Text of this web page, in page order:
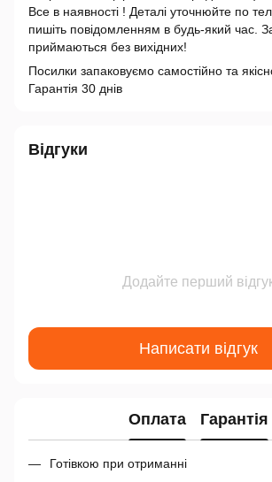
Все в наявності ! Деталі уточнюйте по
пишіть повідомленням в будь-який час.
приймаються без вихідних!
Посилки запаковуємо самостійно та
Гарантія 30 днів
Відгуки
Додайте перший
Написати відгук
Оплата Гарантія
Готівкою при отриманні